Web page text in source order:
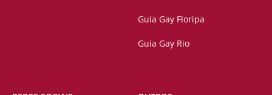
Guia Gay Floripa
Guia Gay Rio